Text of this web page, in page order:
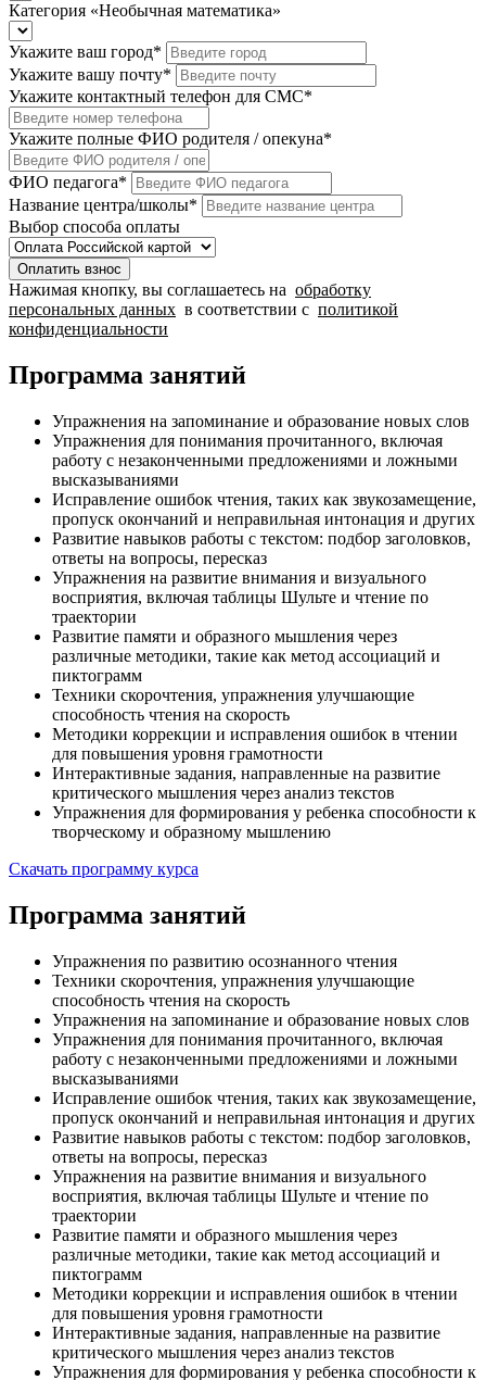
Категория «Необычная математика»
Укажите ваш город*
Укажите вашу почту*
Укажите контактный телефон для СМС*
Укажите полные ФИО родителя / опекуна*
ФИО педагога*
Название центра/школы*
Выбор способа оплаты
Оплатить взнос
Нажимая кнопку, вы соглашаетесь на обработку
персональных данных в соответствии с политикой
конфиденциальности
Программа занятий
Упражнения на запоминание и образование новых слов
Упражнения для понимания прочитанного, включая
работу с незаконченными предложениями и ложными
высказываниями
Исправление ошибок чтения, таких как звукозамещение,
пропуск окончаний и неправильная интонация и других
Развитие навыков работы с текстом: подбор заголовков,
ответы на вопросы, пересказ
Упражнения на развитие внимания и визуального
восприятия, включая таблицы Шульте и чтение по
траектории
Развитие памяти и образного мышления через
различные методики, такие как метод ассоциаций и
пиктограмм
Техники скорочтения, упражнения улучшающие
способность чтения на скорость
Методики коррекции и исправления ошибок в чтении
для повышения уровня грамотности
Интерактивные задания, направленные на развитие
критического мышления через анализ текстов
Упражнения для формирования у ребенка способности к
творческому и образному мышлению
Скачать программу курса
Программа занятий
Упражнения по развитию осознанного чтения
Техники скорочтения, упражнения улучшающие
способность чтения на скорость
Упражнения на запоминание и образование новых слов
Упражнения для понимания прочитанного, включая
работу с незаконченными предложениями и ложными
высказываниями
Исправление ошибок чтения, таких как звукозамещение,
пропуск окончаний и неправильная интонация и других
Развитие навыков работы с текстом: подбор заголовков,
ответы на вопросы, пересказ
Упражнения на развитие внимания и визуального
восприятия, включая таблицы Шульте и чтение по
траектории
Развитие памяти и образного мышления через
различные методики, такие как метод ассоциаций и
пиктограмм
Методики коррекции и исправления ошибок в чтении
для повышения уровня грамотности
Интерактивные задания, направленные на развитие
критического мышления через анализ текстов
Упражнения для формирования у ребенка способности к